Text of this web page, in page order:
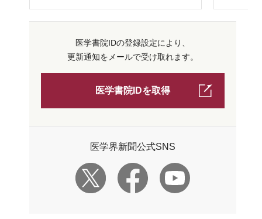
医学書院IDの登録設定により、
更新通知をメールで受け取れます。
医学書院IDを取得
医学界新聞公式SNS